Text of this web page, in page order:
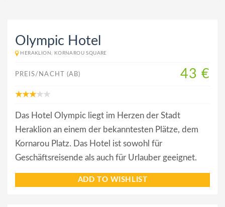
Olympic Hotel
HERAKLION, KORNAROU SQUARE
PREIS/NACHT (AB) 43 €
Das Hotel Olympic liegt im Herzen der Stadt
Heraklion an einem der bekanntesten Plätze, dem
Kornarou Platz. Das Hotel ist sowohl für
Geschäftsreisende als auch für Urlauber geeignet.
ADD TO WISHLIST